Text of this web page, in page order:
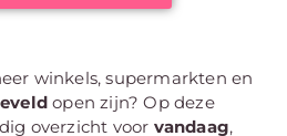
winkels, supermarkten en
open zijn? Op deze
overzicht voor vandaag,